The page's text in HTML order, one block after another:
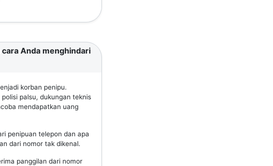
Anda menghindari
korban penipu.
palsu, dukungan teknis
mendapatkan uang
penipuan telepon dan apa
dari nomor tak dikenal.
panggilan dari nomor